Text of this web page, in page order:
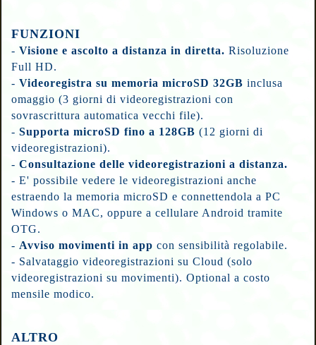
FUNZIONI
- Visione e ascolto a distanza in diretta.Risoluzione
Full HD.
- Videoregistra su memoria microSD 32GBinclusa
omaggio (3 giorni di videoregistrazioni con
sovrascrittura automatica vecchi file).
- Supporta microSD fino a 128GB (12 giorni di
videoregistrazioni).
-Consultazione delle videoregistrazioni a distanza.
- E' possibile vedere le videoregistrazioni anche
estraendo la memoria microSD e connettendola a PC
Windows o MAC, oppure a cellulare Android tramite
OTG.
- Avviso movimenti in appcon sensibilità regolabile.
- Salvataggio videoregistrazioni su Cloud (solo
videoregistrazioni su movimenti). Optional a costo
mensile modico.
ALTRO